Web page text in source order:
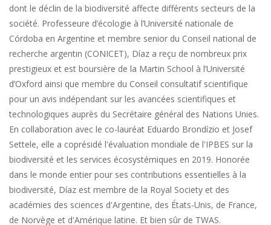
dont le déclin de la biodiversité affecte différents secteurs de la
société. Professeure d’écologie à l’Université nationale de
Córdoba en Argentine et membre senior du Conseil national de
recherche argentin (CONICET), Díaz a reçu de nombreux prix
prestigieux et est boursière de la Martin School à l’Université
d’Oxford ainsi que membre du Conseil consultatif scientifique
pour un avis indépendant sur les avancées scientifiques et
technologiques auprès du Secrétaire général des Nations Unies.
En collaboration avec le co-lauréat Eduardo Brondízio et Josef
Settele, elle a coprésidé l'évaluation mondiale de l'IPBES sur la
biodiversité et les services écosystémiques en 2019. Honorée
dans le monde entier pour ses contributions essentielles à la
biodiversité, Díaz est membre de la Royal Society et des
académies des sciences d'Argentine, des États-Unis, de France,
de Norvège et d'Amérique latine. Et bien sûr de TWAS.